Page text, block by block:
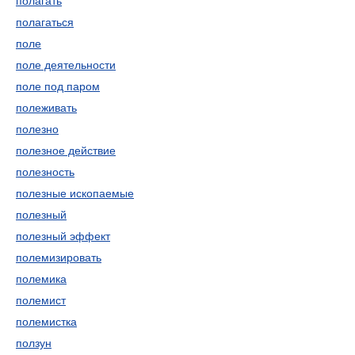
полагаться
поле
поле деятельности
поле под паром
полеживать
полезно
полезное действие
полезность
полезные ископаемые
полезный
полезный эффект
полемизировать
полемика
полемист
полемистка
ползун